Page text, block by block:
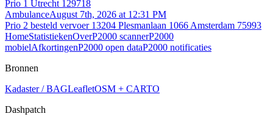
Prio 1 Utrecht 129718
AmbulanceAugust 7th, 2026 at 12:31 PM
Prio 2 besteld vervoer 13204 Plesmanlaan 1066 Amsterdam 75993
HomeStatistiekenOverP2000 scannerP2000
mobielAfkortingenP2000 open dataP2000 notificaties
Bronnen
Kadaster / BAGLeafletOSM + CARTO
Dashpatch